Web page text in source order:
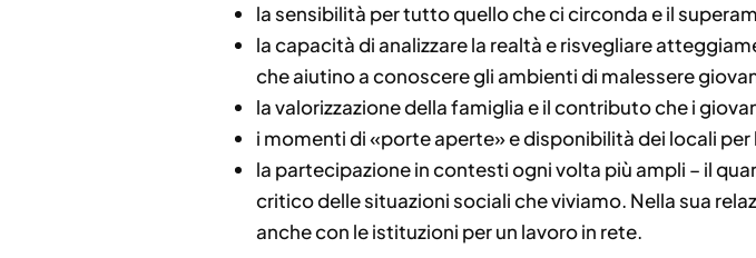
la sensibilità per tutto quello che ci circonda e il
la capacità di analizzare la realtà e risvegliare
che aiutino a conoscere gli ambienti di malessere
la valorizzazione della famiglia e il contributo che i
i momenti di «porte aperte» e disponibilità dei locali
la partecipazione in contesti ogni volta più ampli – il
critico delle situazioni sociali che viviamo. Nella sua
anche con le istituzioni per un lavoro in rete.